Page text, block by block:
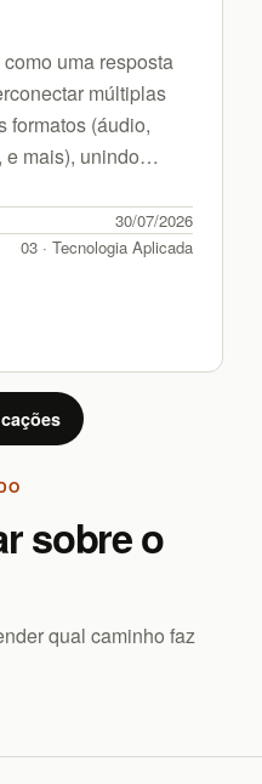
uma resposta
múltiplas
formatos (áudio,
mais), unindo
30/07/2026
03 · Tecnologia Aplicada
sobre o
qual caminho faz